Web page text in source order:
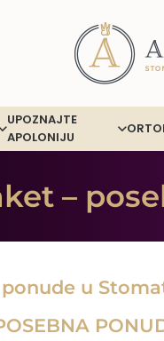
UPOZNAJTE
APOLONIJU
–
u